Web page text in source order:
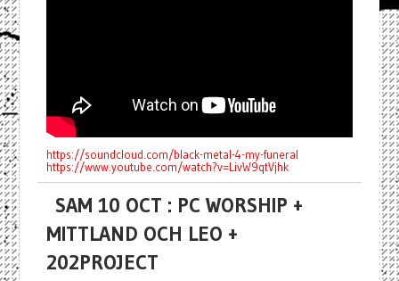
https://soundcloud.com/black-metal-4-my-funeral
https://www.youtube.com/watch?v=LivW9qtVjhk
SAM 10 OCT : PC WORSHIP +
MITTLAND OCH LEO +
202PROJECT